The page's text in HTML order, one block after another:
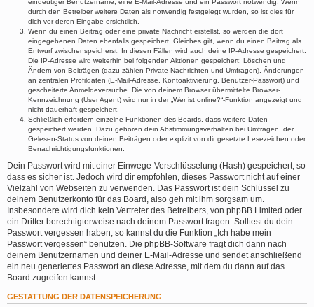
eindeutiger Benutzername, eine E-Mail-Adresse und ein Passwort notwendig. Wenn
durch den Betreiber weitere Daten als notwendig festgelegt wurden, so ist dies für
dich vor deren Eingabe ersichtlich.
Wenn du einen Beitrag oder eine private Nachricht erstellst, so werden die dort
eingegebenen Daten ebenfalls gespeichert. Gleiches gilt, wenn du einen Beitrag als
Entwurf zwischenspeicherst. In diesen Fällen wird auch deine IP-Adresse gespeichert.
Die IP-Adresse wird weiterhin bei folgenden Aktionen gespeichert: Löschen und
Ändern von Beiträgen (dazu zählen Private Nachrichten und Umfragen), Änderungen
an zentralen Profildaten (E-Mail-Adresse, Kontoaktivierung, Benutzer-Passwort) und
gescheiterte Anmeldeversuche. Die von deinem Browser übermittelte Browser-
Kennzeichnung (User Agent) wird nur in der „Wer ist online?“-Funktion angezeigt und
nicht dauerhaft gespeichert.
Schließlich erfordern einzelne Funktionen des Boards, dass weitere Daten
gespeichert werden. Dazu gehören dein Abstimmungsverhalten bei Umfragen, der
Gelesen-Status von deinen Beiträgen oder explizit von dir gesetzte Lesezeichen oder
Benachrichtigungsfunktionen.
Dein Passwort wird mit einer Einwege-Verschlüsselung (Hash) gespeichert, so
dass es sicher ist. Jedoch wird dir empfohlen, dieses Passwort nicht auf einer
Vielzahl von Webseiten zu verwenden. Das Passwort ist dein Schlüssel zu
deinem Benutzerkonto für das Board, also geh mit ihm sorgsam um.
Insbesondere wird dich kein Vertreter des Betreibers, von phpBB Limited oder
ein Dritter berechtigterweise nach deinem Passwort fragen. Solltest du dein
Passwort vergessen haben, so kannst du die Funktion „Ich habe mein
Passwort vergessen“ benutzen. Die phpBB-Software fragt dich dann nach
deinem Benutzernamen und deiner E-Mail-Adresse und sendet anschließend
ein neu generiertes Passwort an diese Adresse, mit dem du dann auf das
Board zugreifen kannst.
GESTATTUNG DER DATENSPEICHERUNG